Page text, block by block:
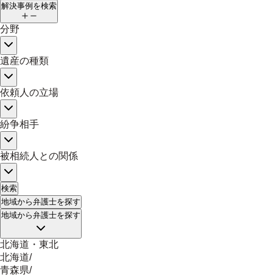
解決事例を検索
分野
遺産の種類
依頼人の立場
紛争相手
被相続人との関係
検索
地域から弁護士を探す
地域から弁護士を探す
北海道・東北
北海道/
青森県/